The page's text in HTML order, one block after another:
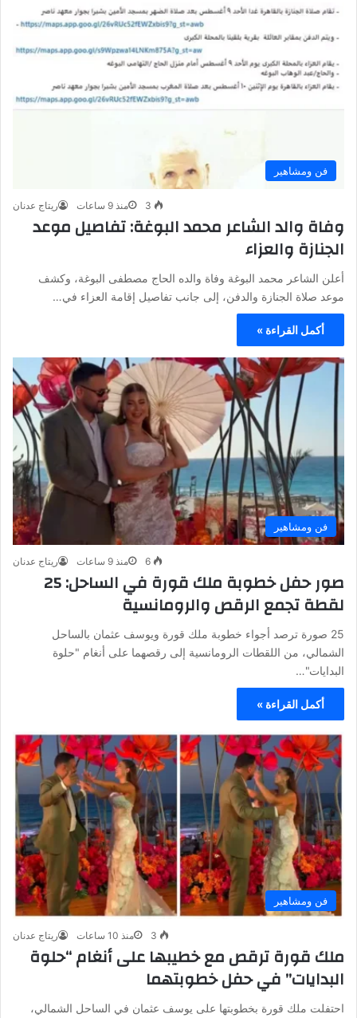
فن ومشاهير
ريتاج عدنان منذ 9 ساعات
وفاة والد الشاعر محمد البوغة: تفاصيل موعد
الجنازة والعزاء
أعلن الشاعر محمد البوغة وفاة والده الحاج مصطفى البوغة، وكشف
موعد صلاة الجنازة والدفن، إلى جانب تفاصيل إقامة العزاء في…
أكمل القراءة »
فن ومشاهير
ريتاج عدنان منذ 9 ساعات
صور حفل خطوبة ملك قورة في الساحل: 25
لقطة تجمع الرقص والرومانسية
25 صورة ترصد أجواء خطوبة ملك قورة ويوسف عثمان بالساحل
الشمالي، من اللقطات الرومانسية إلى رقصهما على أنغام "حلوة
البدايات"…
أكمل القراءة »
فن ومشاهير
ريتاج عدنان منذ 10 ساعات
ملك قورة ترقص مع خطيبها على أنغام “حلوة
البدايات” في حفل خطوبتهما
احتفلت ملك قورة بخطوبتها على يوسف عثمان في الساحل الشمالي،